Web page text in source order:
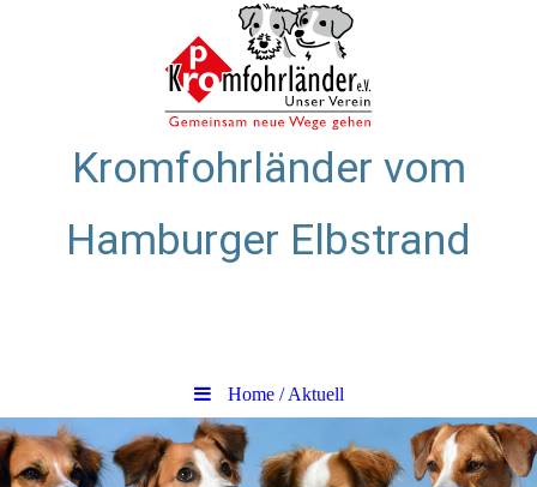
Kromfohrländer vom
Hamburger Elbstrand
Home / Aktuell